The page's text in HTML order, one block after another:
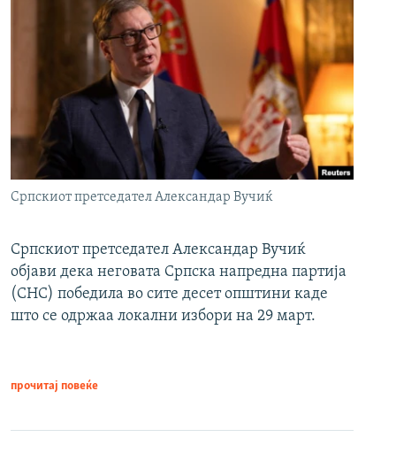
Српскиот претседател Александар Вучиќ
Српскиот претседател Александар Вучиќ
објави дека неговата Српска напредна партија
(СНС) победила во сите десет општини каде
што се одржаа локални избори на 29 март.
прочитај повеќе